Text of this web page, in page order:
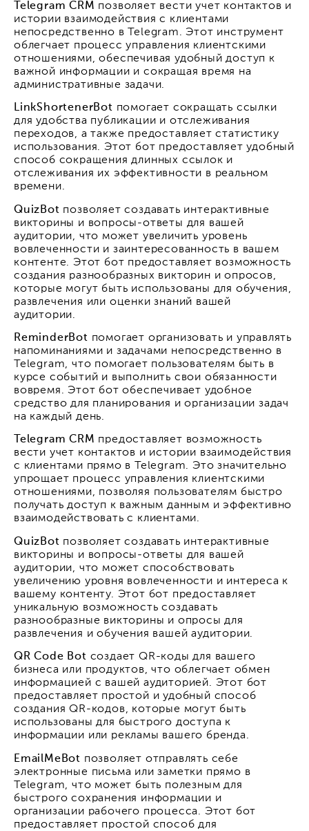
Telegram CRM позволяет вести учет контактов и
истории взаимодействия с клиентами
непосредственно в Telegram. Этот инструмент
облегчает процесс управления клиентскими
отношениями, обеспечивая удобный доступ к
важной информации и сокращая время на
административные задачи.
LinkShortenerBot помогает сокращать ссылки
для удобства публикации и отслеживания
переходов, а также предоставляет статистику
использования. Этот бот предоставляет удобный
способ сокращения длинных ссылок и
отслеживания их эффективности в реальном
времени.
QuizBot позволяет создавать интерактивные
викторины и вопросы-ответы для вашей
аудитории, что может увеличить уровень
вовлеченности и заинтересованность в вашем
контенте. Этот бот предоставляет возможность
создания разнообразных викторин и опросов,
которые могут быть использованы для обучения,
развлечения или оценки знаний вашей
аудитории.
ReminderBot помогает организовать и управлять
напоминаниями и задачами непосредственно в
Telegram, что помогает пользователям быть в
курсе событий и выполнить свои обязанности
вовремя. Этот бот обеспечивает удобное
средство для планирования и организации задач
на каждый день.
Telegram CRM предоставляет возможность
вести учет контактов и истории взаимодействия
с клиентами прямо в Telegram. Это значительно
упрощает процесс управления клиентскими
отношениями, позволяя пользователям быстро
получать доступ к важным данным и эффективно
взаимодействовать с клиентами.
QuizBot позволяет создавать интерактивные
викторины и вопросы-ответы для вашей
аудитории, что может способствовать
увеличению уровня вовлеченности и интереса к
вашему контенту. Этот бот предоставляет
уникальную возможность создавать
разнообразные викторины и опросы для
развлечения и обучения вашей аудитории.
QR Code Bot создает QR-коды для вашего
бизнеса или продуктов, что облегчает обмен
информацией с вашей аудиторией. Этот бот
предоставляет простой и удобный способ
создания QR-кодов, которые могут быть
использованы для быстрого доступа к
информации или рекламы вашего бренда.
EmailMeBot позволяет отправлять себе
электронные письма или заметки прямо в
Telegram, что может быть полезным для
быстрого сохранения информации и
организации рабочего процесса. Этот бот
предоставляет простой способ для